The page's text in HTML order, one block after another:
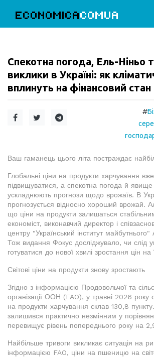
ECONOMICACOMUA
Спекотна погода, Ель-Ніньо
виклики в Україні: як
вплинуть на фінансовий
#
Ваш гаманець цього літа постраждає
Глобальні ціни на продукти харчування
підвищуватися, а спекотна погода й
ускладнюють прогнози щодо врожаїв. В
прогнозується відносно хороший врожай.
що ціни на продукти залишаться
економіст, виконавчий директор і
центру "Український інститут майбутнього"
Тож видання Фокус досліджувало, чи слід
готуватися до нової хвилі зростання цін на
Світові ціни на продукти знову зростають
Згідно з інформацією Продовольчої та
організації ООН (FAO), у травні 2026 року
на продукти харчування склав 130,8
залишився практично незмінним у
перевищує рівень попереднього року на
Найбільше тривоги викликає ситуація на
інформацією FAO, ціни на пшеницю на